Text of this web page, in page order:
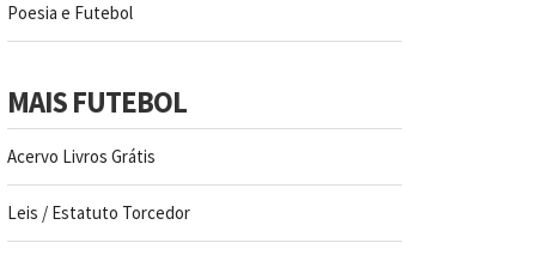
Poesia e Futebol
MAIS FUTEBOL
Acervo Livros Grátis
Leis / Estatuto Torcedor